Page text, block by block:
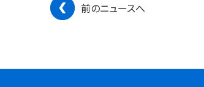
前のニュースへ